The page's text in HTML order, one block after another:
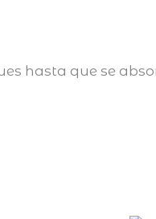
hasta que se